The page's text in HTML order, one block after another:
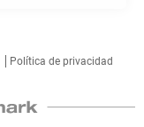
Política de privacidad